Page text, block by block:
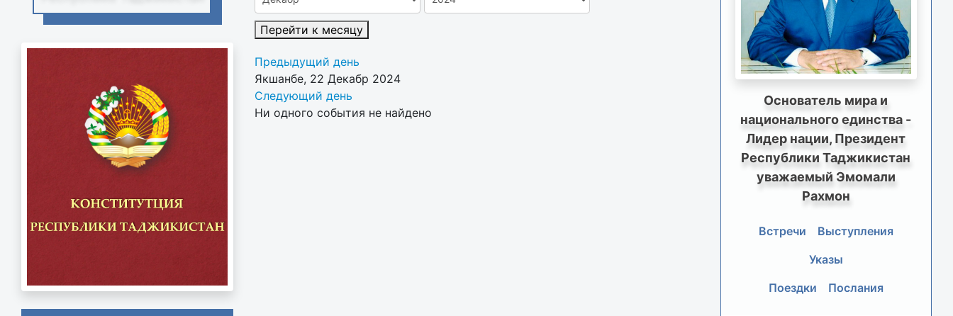
Перейти к месяцу
Предыдущий день
Якшанбе, 22 Декабр 2024
Следующий день
Ни одного события не найдено
Основатель мира и
национального единства -
Лидер нации, Президент
Республики Таджикистан
уважаемый Эмомали
Рахмон
Встречи
Выступления
Указы
Поездки
Послания